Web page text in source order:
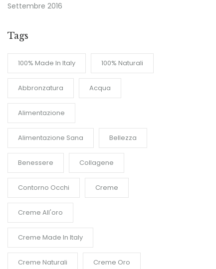
Settembre 2016
Tags
100% Made In Italy 100% Naturali
Abbronzatura Acqua
Alimentazione
Alimentazione Sana Bellezza
Benessere Collagene
Contorno Occhi Creme
Creme All'oro
Creme Made In Italy
Creme Naturali Creme Oro